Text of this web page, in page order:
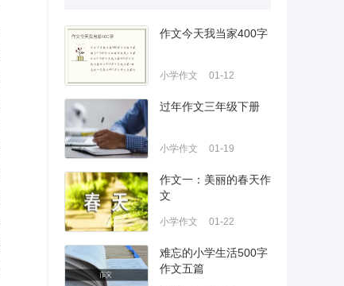
作文今天我当家400字
小学作文 01-12
过年作文三年级下册
小学作文 01-19
作文一：美丽的春天作
文
小学作文 01-22
难忘的小学生活500字
作文五篇